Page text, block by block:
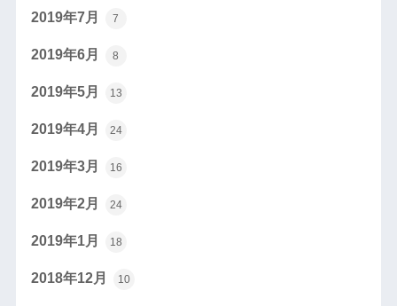
2019年7月 7
2019年6月 8
2019年5月 13
2019年4月 24
2019年3月 16
2019年2月 24
2019年1月 18
2018年12月 10